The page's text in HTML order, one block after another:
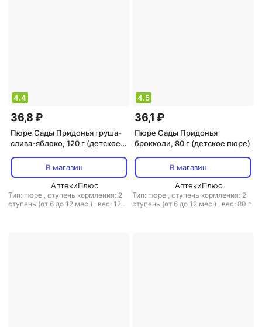
4.4
36,8 ₽
Пюре Сады Придонья груша-
слива-яблоко, 120 г (детское
В магазин
АптекиПлюс
Тип: пюре , ступень кормления: 2
ступень (от 6 до 12 мес.) , вес: 120
4.5
36,1 ₽
Пюре Сады Придонья
брокколи, 80 г (детское пюре)
В магазин
АптекиПлюс
Тип: пюре , ступень кормления: 2
ступень (от 6 до 12 мес.) , вес: 80 г